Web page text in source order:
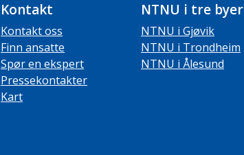
Kontakt
Kontakt oss
Finn ansatte
Spør en ekspert
Pressekontakter
Kart
NTNU i tre byer
NTNU i Gjøvik
NTNU i Trondheim
NTNU i Ålesund